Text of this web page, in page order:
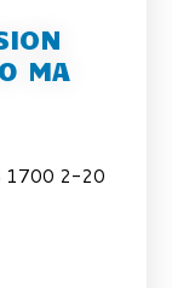
MA
1700 2-20